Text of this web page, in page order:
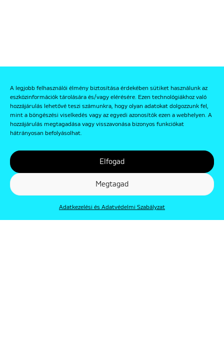
A legjobb felhasználói élmény biztosítása érdekében sütiket használunk az
eszközinformációk tárolására és/vagy elérésére. Ezen technológiákhoz való
hozzájárulás lehetővé teszi számunkra, hogy olyan adatokat dolgozzunk fel,
mint a böngészési viselkedés vagy az egyedi azonosítók ezen a webhelyen. A
hozzájárulás megtagadása vagy visszavonása bizonyos funkciókat
hátrányosan befolyásolhat.
Elfogad
Megtagad
Adatkezelési és Adatvédelmi Szabályzat